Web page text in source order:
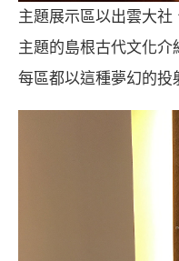
主題展示區以出雲大
主題的島根古代文化介
每區都以這種夢幻的投